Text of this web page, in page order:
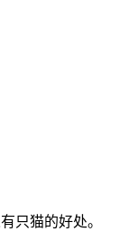
只猫的好处。